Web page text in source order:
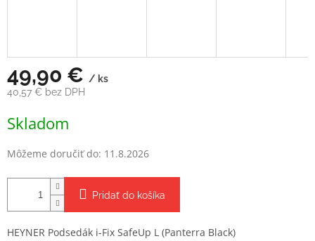
49,90 € / ks
40,57 € bez DPH
cena:
Skladom
Môžeme doručiť do: 11.8.2026
Pridať do košíka
HEYNER Podsedák i-Fix SafeUp L (Panterra Black)